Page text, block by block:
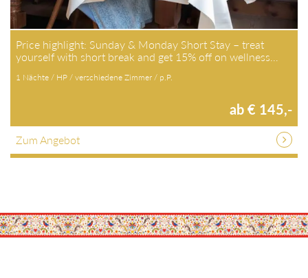
Price highlight: Sunday & Monday Short Stay – treat
yourself with short break and get 15% off on wellness…
1 Nächte / HP / verschiedene Zimmer / p.P.
ab € 145,-
Zum Angebot